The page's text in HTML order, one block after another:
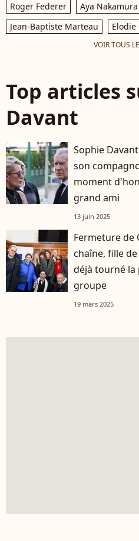
Roger Federer
Aya Nakamura
Jean-Baptiste Marteau
Elodie
VOIR TOUS
Top articles
Davant
Sophie
son
moment
grand ami
13 juin 2025
Fermeture de
chaîne, fille
déjà tourné
groupe
19 mars 2025